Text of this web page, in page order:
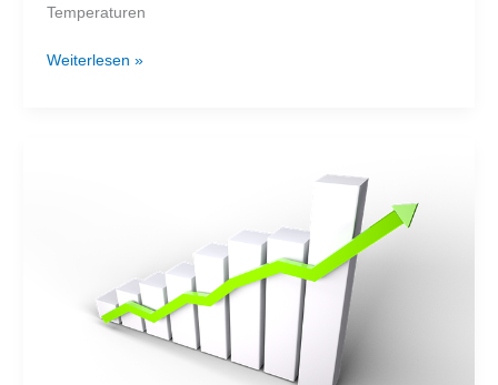
Temperaturen
Angst
Weiterlesen »